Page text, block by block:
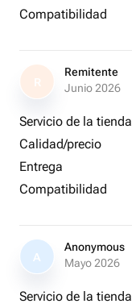
Compatibilidad
R
Remitente
Junio 2026
Servicio de la tienda
Calidad/precio
Entrega
Compatibilidad
A
Anonymous
Mayo 2026
Servicio de la tienda